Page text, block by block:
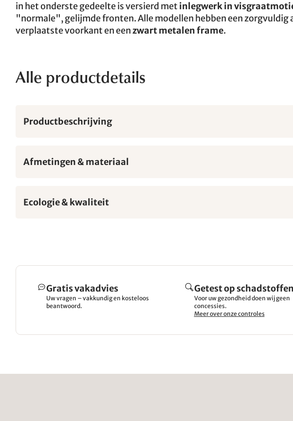
in het onderste gedeelte is versierd met inlegwerk in
"normale", gelijmde fronten. Alle modellen hebben een zorgvuldig
verplaatste voorkant en eenzwart metalen frame.
Alle productdetails
Productbeschrijving
Afmetingen & materiaal
Ecologie & kwaliteit
Gratis vakadvies
Uw vragen – vakkundig en kosteloos
beantwoord.
Getest op schadstoffen
Voor uw gezondheid doen wij geen
concessies.
Meer over onze controles